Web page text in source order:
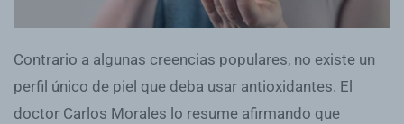
Contrario a algunas creencias populares, no existe un
perfil único de piel que deba usar antioxidantes. El
doctor Carlos Morales lo resume afirmando que